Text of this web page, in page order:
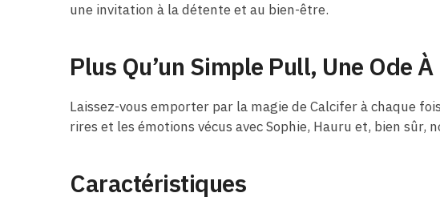
une invitation à la détente et au bien-être.
Plus Qu’un Simple Pull, Une Ode À
Laissez-vous emporter par la magie de Calcifer à chaque
rires et les émotions vécus avec Sophie, Hauru et, bien sûr,
Caractéristiques